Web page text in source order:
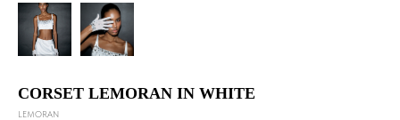
CORSET LEMORAN IN WHITE
LEMORAN